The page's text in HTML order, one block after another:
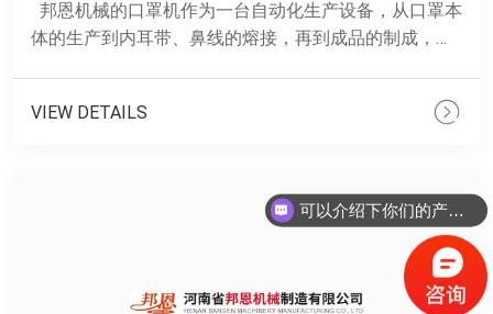
邦恩机械的口罩机作为一台自动化生产设备，从口罩本
体的生产到内耳带、鼻线的熔接，再到成品的制成，均
VIEW DETAILS
可以介绍下你们的产品么？
你们是怎么收费的呢？